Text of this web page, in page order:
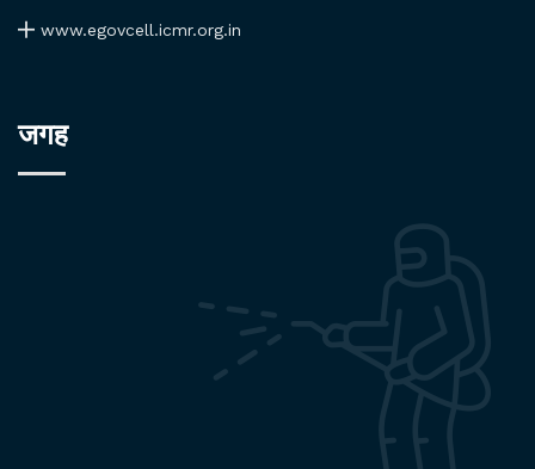
www.egovcell.icmr.org.in
जगह